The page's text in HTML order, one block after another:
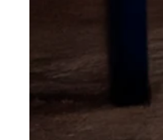
I Vojens er
hvor mår
adgangsveje
med
få mårhjælp i
blot
der kender